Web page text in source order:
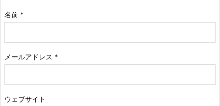
名前 *
メールアドレス *
ウェブサイト